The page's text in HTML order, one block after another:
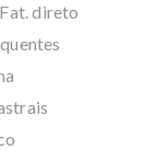
direto